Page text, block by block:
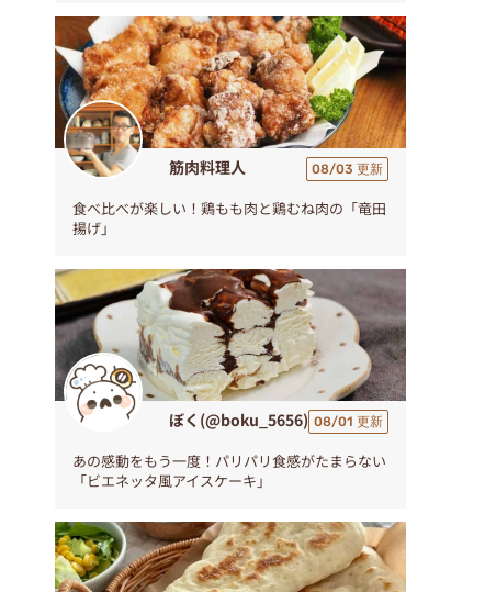
筋肉料理人 08/03 更新
食べ比べが楽しい！鶏もも肉と鶏むね肉の「竜田
揚げ」
ぼく(@boku_5656) 08/01 更新
あの感動をもう一度！パリパリ食感がたまらない
「ビエネッタ風アイスケーキ」